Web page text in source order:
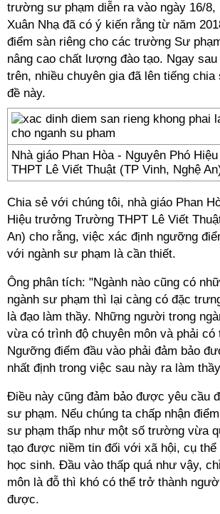
trường sư phạm diễn ra vào ngày 16/8,
Xuân Nhạ đã có ý kiến rằng từ năm
điểm sàn riêng cho các trường Sư
nâng cao chất lượng đào tạo. Ngay
trên, nhiều chuyên gia đã lên tiếng
đề này.
Nhà giáo Phan Hòa - Nguyên Phó
THPT Lê Viết Thuật (TP Vinh, Nghệ
Chia sẻ với chúng tôi, nhà giáo Phan
Hiệu trưởng Trường THPT Lê Viết
An) cho rằng, việc xác định ngưỡng
với ngành sư phạm là cần thiết.
Ông phân tích: "Ngành nào cũng có
ngành sư phạm thì lại càng có đặc
là đạo làm thầy. Những người trong
vừa có trình độ chuyên môn và phải có
Ngưỡng điểm đầu vào phải đảm bảo
nhất định trong việc sau này ra làm
Điều này cũng đảm bảo được yêu cầu
sư phạm. Nếu chúng ta chấp nhận
sư phạm thấp như một số trường vừa
tạo được niềm tin đối với xã hội, cụ thể
học sinh. Đầu vào thấp quá như vậy,
môn là đỗ thì khó có thể trở thành
được.